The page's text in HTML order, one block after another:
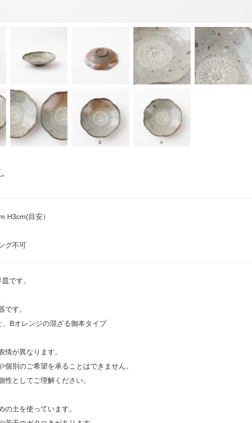
H3cm(目安）
グ不可
です。
です。
、Bオレンジの混ざる御本タイプ
情が異なります。
個別のご希望を承ることはできません。
性としてご理解ください。
の土を使っています。